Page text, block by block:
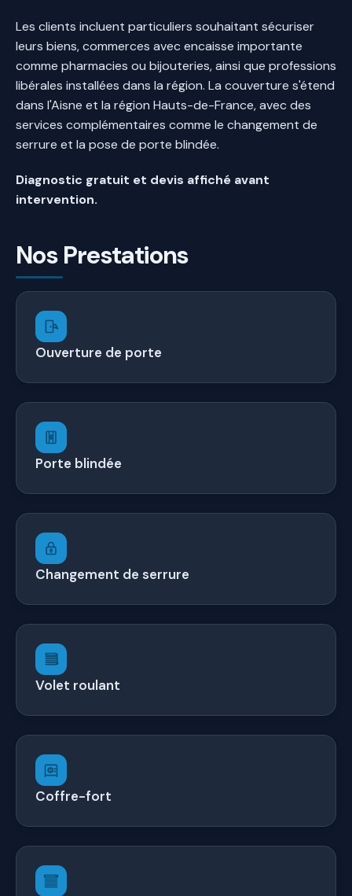
Les clients incluent particuliers souhaitant sécuriser
leurs biens, commerces avec encaisse importante
comme pharmacies ou bijouteries, ainsi que professions
libérales installées dans la région. La couverture s'étend
dans l'Aisne et la région Hauts-de-France, avec des
services complémentaires comme le changement de
serrure et la pose de porte blindée.
Diagnostic gratuit et devis affiché avant
intervention.
Nos Prestations
Ouverture de porte
Porte blindée
Changement de serrure
Volet roulant
Coffre-fort